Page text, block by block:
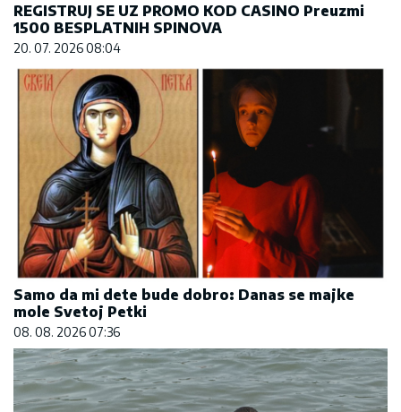
REGISTRUJ SE UZ PROMO KOD CASINO Preuzmi
1500 BESPLATNIH SPINOVA
20. 07. 2026 08:04
Samo da mi dete bude dobro: Danas se majke
mole Svetoj Petki
08. 08. 2026 07:36